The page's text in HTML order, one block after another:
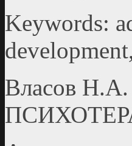
Keywords:
Власов